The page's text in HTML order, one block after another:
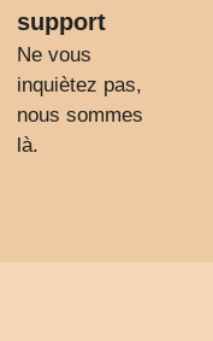
support
Ne vous
inquiètez pas,
nous sommes
là.